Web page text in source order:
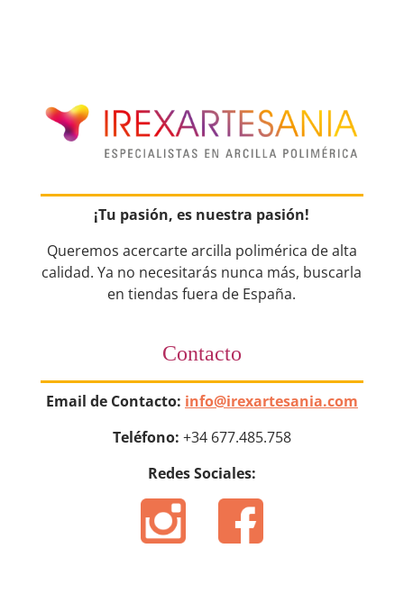
¡Tu pasión, es nuestra pasión!
Queremos acercarte arcilla polimérica de alta
calidad. Ya no necesitarás nunca más, buscarla
en tiendas fuera de España.
Contacto
Email de Contacto: info@irexartesania.com
Teléfono: +34 677.485.758
Redes Sociales: